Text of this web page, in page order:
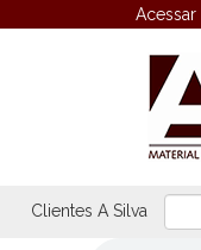
Clientes A Silva